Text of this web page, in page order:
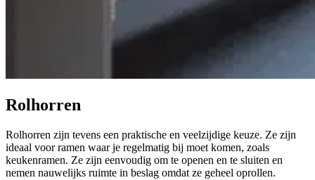
Rolhorren
Rolhorren zijn tevens een praktische en veelzijdige keuze. Ze zijn
ideaal voor ramen waar je regelmatig bij moet komen, zoals
keukenramen. Ze zijn eenvoudig om te openen en te sluiten en
nemen nauwelijks ruimte in beslag omdat ze geheel oprollen.